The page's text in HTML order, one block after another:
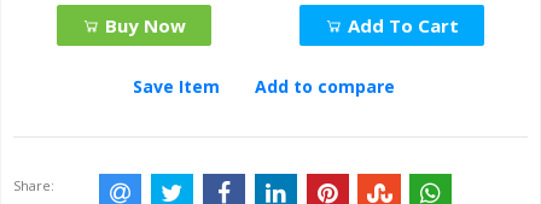
Buy Now Add To Cart
Save Item Add to compare
Share: